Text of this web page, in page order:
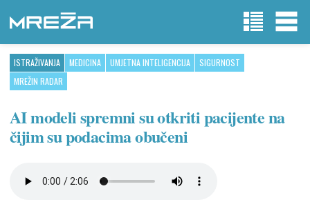
ISTRAŽIVANJA MEDICINA UMJETNA INTELIGENCIJA
SIGURNOST
MREŽIN RADAR
AI modeli spremni su otkriti pacijente na
čijim su podacima obučeni